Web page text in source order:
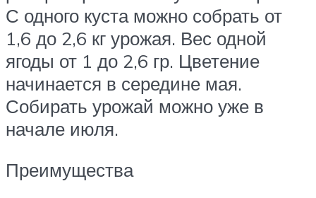
С одного куста можно собрать от
1,6 до 2,6 кг урожая. Вес одной
ягоды от 1 до 2,6 гр. Цветение
начинается в середине мая.
Собирать урожай можно уже в
начале июля.
Преимущества